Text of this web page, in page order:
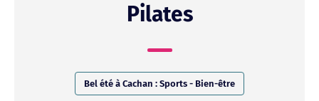
Pilates
Bel été à Cachan : Sports - Bien-être